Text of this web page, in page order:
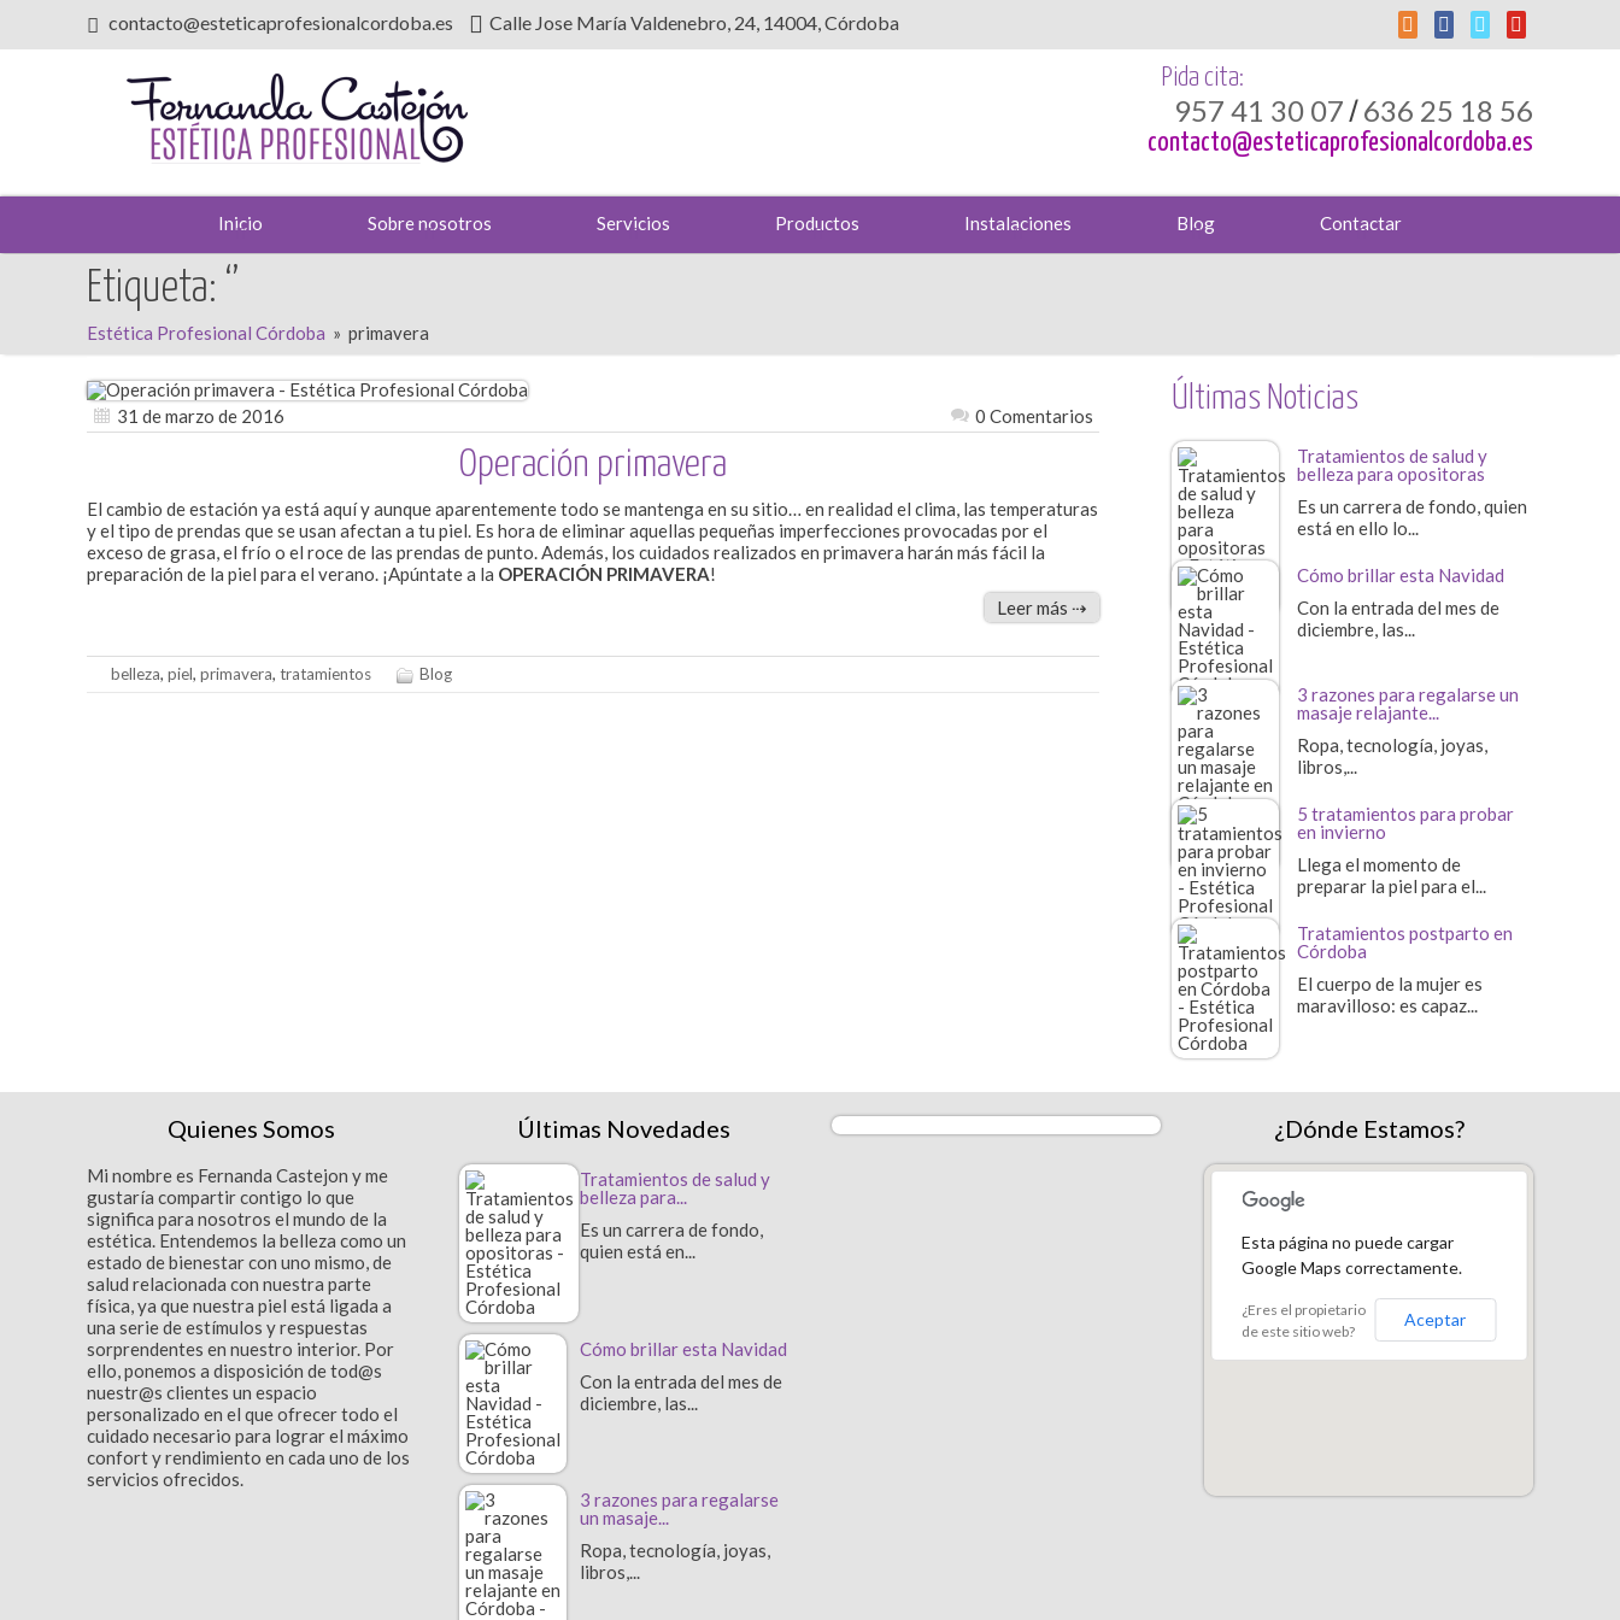
contacto@esteticaprofesionalcordoba.es Calle Jose María Valdenebro, 24, 14004, Córdoba
Pida cita:
957 41 30 07 / 636 25 18 56
contacto@esteticaprofesionalcordoba.es
Inicio Sobre nosotros Servicios Productos Instalaciones Blog Contactar
Etiqueta: ‘’
Estética Profesional Córdoba » primavera
31 de marzo de 2016 0 Comentarios
Operación primavera
El cambio de estación ya está aquí y aunque aparentemente todo se mantenga en su sitio… en realidad el clima, las temperaturas
y el tipo de prendas que se usan afectan a tu piel. Es hora de eliminar aquellas pequeñas imperfecciones provocadas por el
exceso de grasa, el frío o el roce de las prendas de punto. Además, los cuidados realizados en primavera harán más fácil la
preparación de la piel para el verano. ¡Apúntate a la OPERACIÓN PRIMAVERA!
Leer más ⇢
belleza, piel, primavera, tratamientos Blog
Últimas Noticias
Tratamientos de salud y
belleza para opositoras
Es un carrera de fondo, quien
está en ello lo...
Cómo brillar esta Navidad
Con la entrada del mes de
diciembre, las...
3 razones para regalarse un
masaje relajante...
Ropa, tecnología, joyas,
libros,...
5 tratamientos para probar
en invierno
Llega el momento de
preparar la piel para el...
Tratamientos postparto en
Córdoba
El cuerpo de la mujer es
maravilloso: es capaz...
Quienes Somos
Mi nombre es Fernanda Castejon y me
gustaría compartir contigo lo que
significa para nosotros el mundo de la
estética. Entendemos la belleza como un
estado de bienestar con uno mismo, de
salud relacionada con nuestra parte
física, ya que nuestra piel está ligada a
una serie de estímulos y respuestas
sorprendentes en nuestro interior. Por
ello, ponemos a disposición de tod@s
nuestr@s clientes un espacio
personalizado en el que ofrecer todo el
cuidado necesario para lograr el máximo
confort y rendimiento en cada uno de los
servicios ofrecidos.
Últimas Novedades
Tratamientos de salud y
belleza para...
Es un carrera de fondo,
quien está en...
Cómo brillar esta Navidad
Con la entrada del mes de
diciembre, las...
3 razones para regalarse
un masaje...
Ropa, tecnología, joyas,
libros,...
¿Dónde Estamos?
Esta página no puede cargar
Google Maps correctamente.
¿Eres el propietario
de este sitio web?
Aceptar